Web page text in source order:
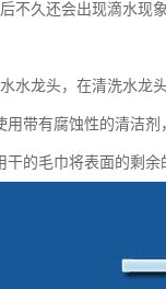
不久还会出现滴水现
水龙头，在清洗水龙
用带有腐蚀性的清洁
干的毛巾将表面的剩余